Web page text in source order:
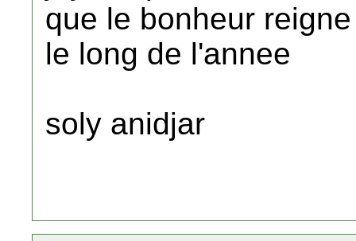
que le bonheur
le long de l'annee
soly anidjar